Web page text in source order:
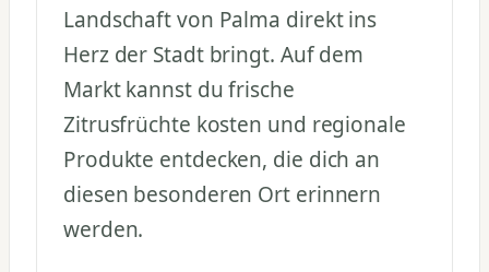
Landschaft von Palma direkt ins
Herz der Stadt bringt. Auf dem
Markt kannst du frische
Zitrusfrüchte kosten und regionale
Produkte entdecken, die dich an
diesen besonderen Ort erinnern
werden.